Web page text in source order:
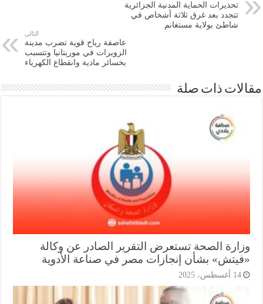
تحذيرات الحماية المدنية الجزائرية
تتجدد بعد غرق ثلاثة أشخاص في
شاطئ بولاية مستغانم
عاصفة رياح قوية تضرب مدينة
الزويرات في موريتانيا وتتسبب
بخسائر مادية وانقطاع الكهرباء
ذات صلة
الصحة تستعرض التقرير الصادر عن وكالة
بشأن إنجازات مصر في صناعة الأدوية